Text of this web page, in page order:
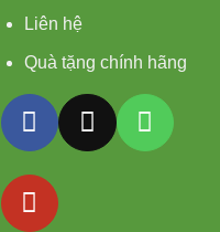
Liên hệ
Quà tặng chính hãng